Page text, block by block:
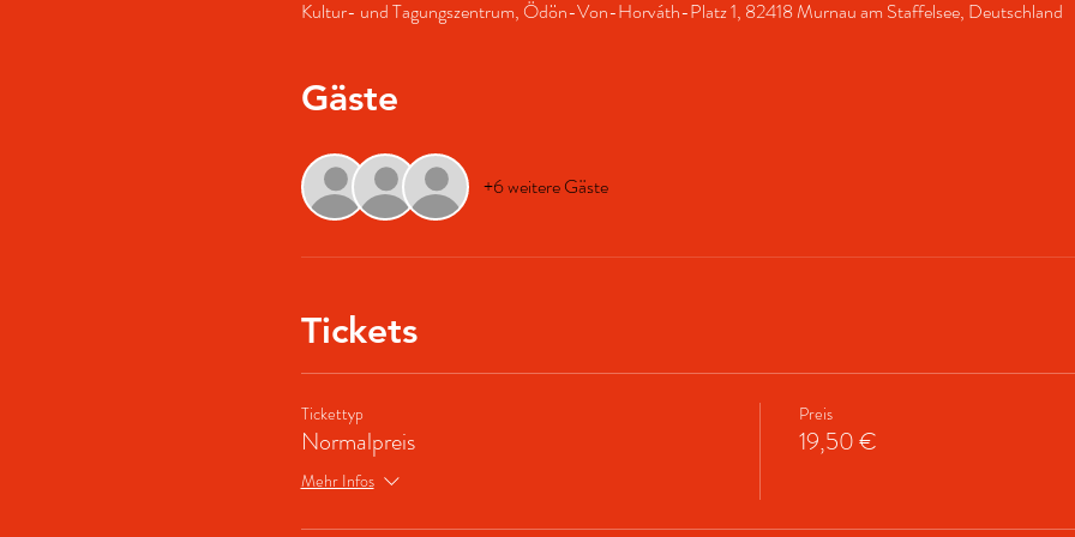
Kultur- und Tagungszentrum, Ödön-Von-Horváth-Platz 1, 82418 Murnau am Staffelsee, Deutschland
Gäste
+6 weitere Gäste
Tickets
Tickettyp
Normalpreis
Mehr Infos
Preis
19,50 €